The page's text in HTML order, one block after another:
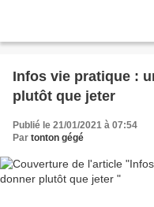
Infos vie pratique :
plutôt que jeter
Publié le 21/01/2021 à 07:54
Par tonton gégé